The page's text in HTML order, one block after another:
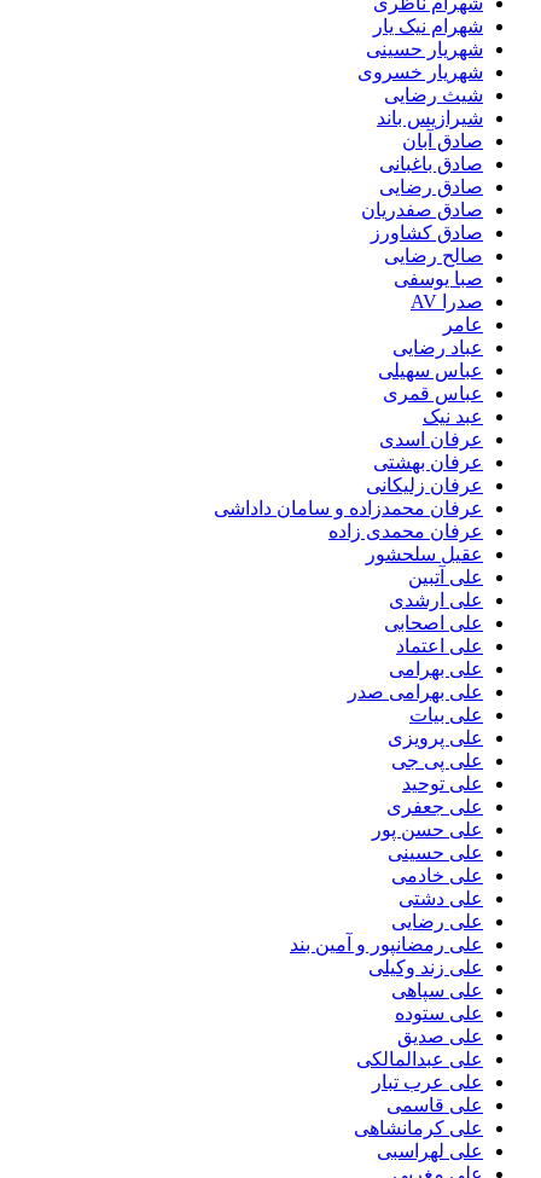
شهرام نیک یار
شهریار حسینی
شهریار خسروی
شیث رضایی
شیرازیس باند
صادق آبان
صادق باغبانی
صادق رضایی
صادق صفدریان
صادق کشاورز
صالح رضایی
صبا یوسفی
صدرا AV
عامر
عباد رضایی
عباس سهیلی
عباس قمری
عبد نیک
عرفان اسدی
عرفان بهشتی
عرفان زلیکانی
عرفان محمدزاده و سامان داداشی
عرفان محمدی زاده
عقیل سلحشور
علی آتبین
علی ارشدی
علی اصحابی
علی اعتماد
علی بهرامی
علی بهرامی صدر
علی بیات
علی پرویزی
علی پی جی
علی توحید
علی جعفری
علی حسن پور
علی حسینی
علی خادمی
علی دشتی
علی رضایی
علی رمضانپور و آمین بند
علی زند وکیلی
علی سپاهی
علی ستوده
علی صدیق
علی عبدالمالکی
علی عرب تبار
علی قاسمی
علی کرمانشاهی
علی لهراسبی
علی مغربی